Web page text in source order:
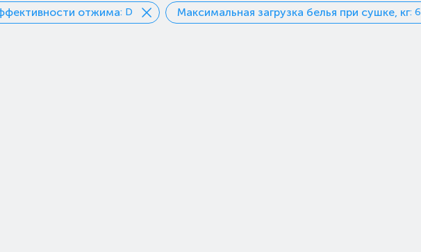
отжима: D Максимальная загрузка белья при сушке, кг: 6